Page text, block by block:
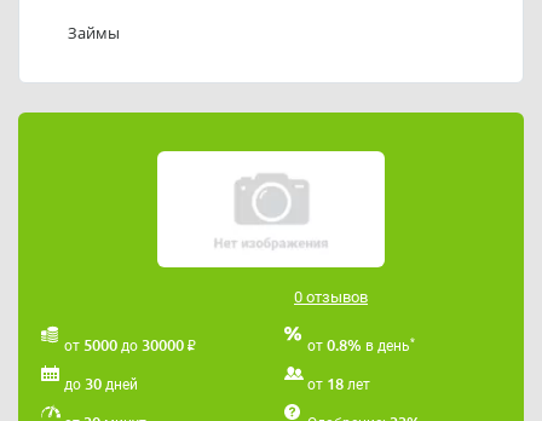
«Доверитель»: 89502548722
zadorin16.57@mail.ru.
Займы
0 отзывов
от 5000 до 30000 ₽ от 0.8% в день*
до 30 дней от 18 лет